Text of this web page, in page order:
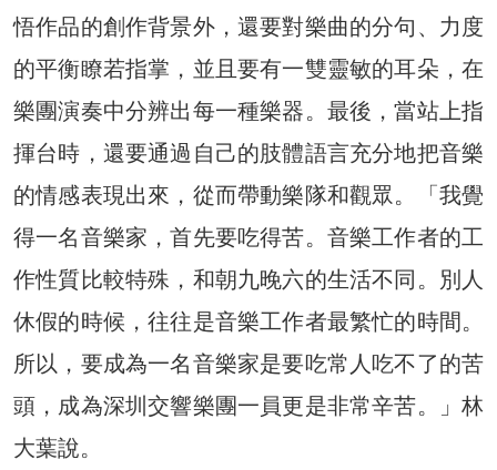
悟作品的創作背景外，還要對樂曲的分句、力度
的平衡瞭若指掌，並且要有一雙靈敏的耳朵，在
樂團演奏中分辨出每一種樂器。最後，當站上指
揮台時，還要通過自己的肢體語言充分地把音樂
的情感表現出來，從而帶動樂隊和觀眾。「我覺
得一名音樂家，首先要吃得苦。音樂工作者的工
作性質比較特殊，和朝九晚六的生活不同。別人
休假的時候，往往是音樂工作者最繁忙的時間。
所以，要成為一名音樂家是要吃常人吃不了的苦
頭，成為深圳交響樂團一員更是非常辛苦。」林
大葉說。